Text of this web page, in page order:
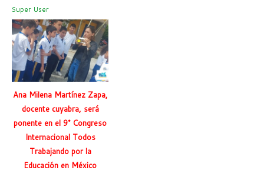
Super User
Ana Milena Martínez Zapa,
docente cuyabra, será
ponente en el 9° Congreso
Internacional Todos
Trabajando por la
Educación en México